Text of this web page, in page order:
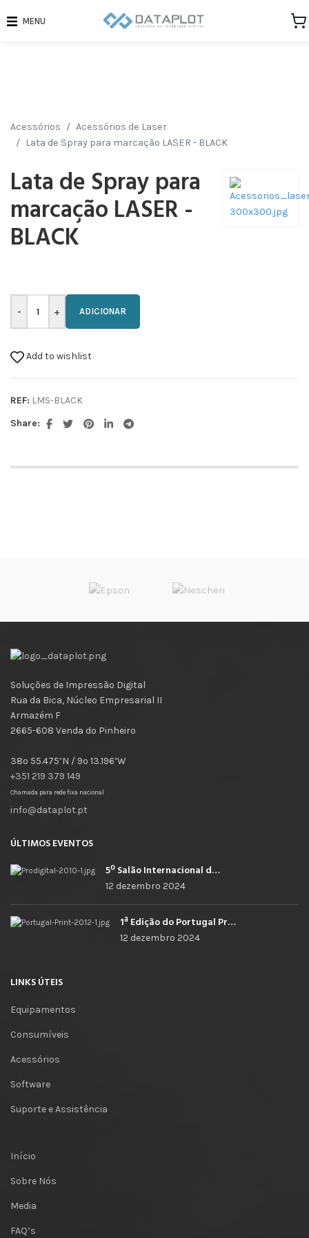
MENU
Acessórios
Acessórios de Laser
Lata de Spray para marcação LASER - BLACK
Lata de Spray para
marcação LASER -
BLACK
ADICIONAR
Add to wishlist
REF: LMS-BLACK
Share:
Soluções de Impressão Digital
Rua da Bica, Núcleo Empresarial II
Armazém F
2665-608 Venda do Pinheiro
38º 55.475’N / 9º 13.196’W
+351 219 379 149
Chamada para rede fixa nacional
info@dataplot.pt
ÚLTIMOS EVENTOS
5º Salão Internacional de Impressão, Imagem, Comunicação Digital e Têxtil Promocional
12 dezembro 2024
1ª Edição do Portugal Print
12 dezembro 2024
LINKS ÚTEIS
Equipamentos
Consumíveis
Acessórios
Software
Suporte e Assistência
Início
Sobre Nós
Media
FAQ’s